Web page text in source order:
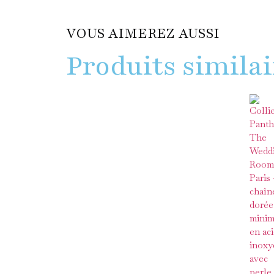
VOUS AIMEREZ AUSSI
Produits